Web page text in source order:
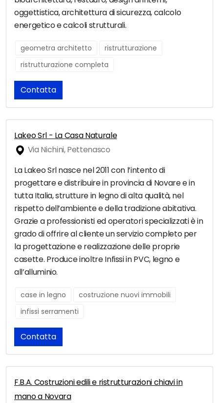
oggettistica, architettura di sicurezza, calcolo
energetico e calcoli strutturali.
geometra architetto
ristrutturazione
ristrutturazione completa
Contatta
Lakeo Srl - La Casa Naturale
Via Nichini, Pettenasco
La Lakeo Srl nasce nel 2011 con l’intento di
progettare e distribuire in provincia di Novare e in
tutta Italia, strutture in legno di alta qualità, nel
rispetto dell’ambiente e della tradizione abitativa.
Grazie a professionisti ed operatori specializzati è in
grado di offrire al cliente un servizio completo per
la progettazione e realizzazione delle proprie
casette. Produce inoltre Infissi in PVC, legno e
all’alluminio.
case in legno
costruzione nuovi immobili
infissi serramenti
Contatta
F.B.A. Costruzioni edili e ristrutturazioni chiavi in
mano a Novara